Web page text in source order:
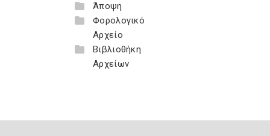
Άποψη
Φορολογικό
Αρχείο
Βιβλιοθήκη
Αρχείων